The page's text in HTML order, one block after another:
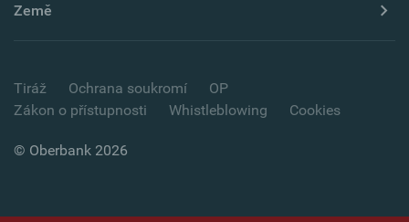
Země
Tiráž Ochrana soukromí
OP
Zákon o přístupnosti
Whistleblowing Cookies
© Oberbank 2026